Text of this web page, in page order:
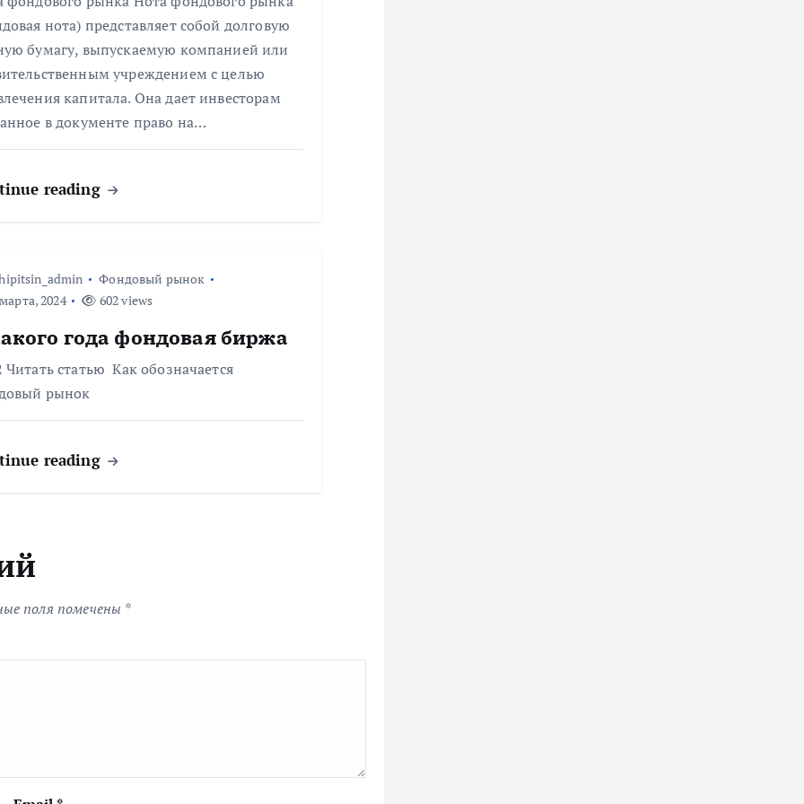
нота) представляет собой долговую
бумагу, выпускаемую компанией или
учреждением с целью
капитала. Она дает инвесторам
в документе право на…
reading
Фондовый рынок
2024
602 views
года фондовая биржа
Читать статью Как обозначается
рынок
reading
поля помечены *